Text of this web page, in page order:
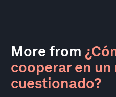
More from
cooperar en
cuestionado?